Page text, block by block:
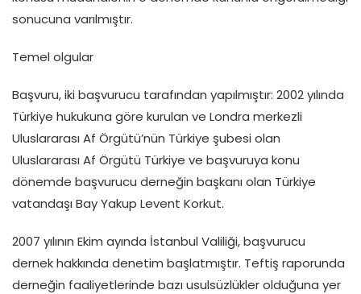
sonucuna varılmıştır.
Temel olgular
Başvuru, iki başvurucu tarafından yapılmıştır: 2002 yılında
Türkiye hukukuna göre kurulan ve Londra merkezli
Uluslararası Af Örgütü’nün Türkiye şubesi olan
Uluslararası Af Örgütü Türkiye ve başvuruya konu
dönemde başvurucu derneğin başkanı olan Türkiye
vatandaşı Bay Yakup Levent Korkut.
2007 yılının Ekim ayında İstanbul Valiliği, başvurucu
dernek hakkında denetim başlatmıştır. Teftiş raporunda
derneğin faaliyetlerinde bazı usulsüzlükler olduğuna yer